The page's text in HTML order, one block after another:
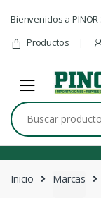
Bienvenidos a PINOR
Productos
Buscar por:
Inicio Marcas